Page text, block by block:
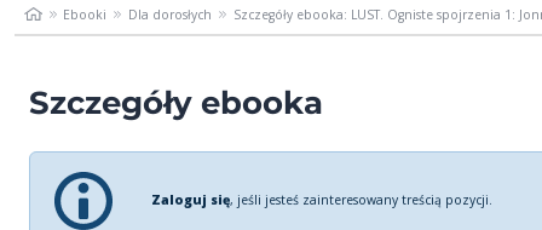
Ebooki Dla dorosłych Szczegóły ebooka: LUST. Ogniste spojrzenia 1:
Szczegóły ebooka
Zaloguj się, jeśli jesteś zainteresowany treścią pozycji.